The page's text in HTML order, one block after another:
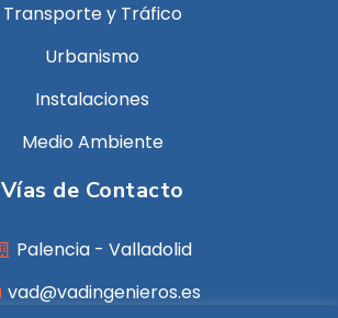
Transporte y Tráfico
Urbanismo
Instalaciones
Medio Ambiente
Vías de Contacto
Palencia - Valladolid
vad@vadingenieros.es